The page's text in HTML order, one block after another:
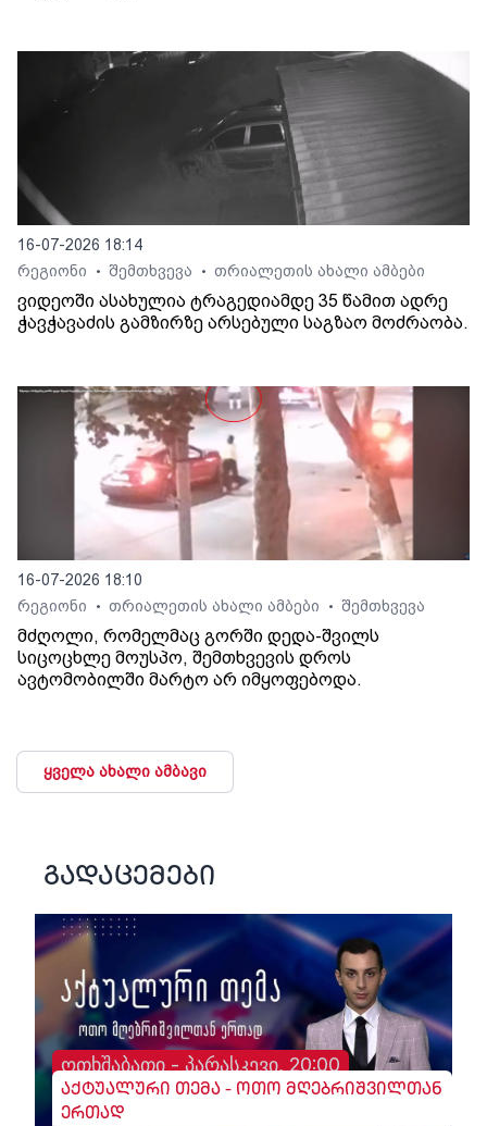
16-07-2026 18:14
რეგიონი
• შემთხვევა • თრიალეთის ახალი ამბები
ვიდეოში ასახულია ტრაგედიამდე 35 წამით ადრე
ჭავჭავაძის გამზირზე არსებული საგზაო მოძრაობა.
16-07-2026 18:10
რეგიონი
• თრიალეთის ახალი ამბები • შემთხვევა
მძღოლი, რომელმაც გორში დედა-შვილს
სიცოცხლე მოუსპო, შემთხვევის დროს
ავტომობილში მარტო არ იმყოფებოდა.
ყველა ახალი ამბავი
გადაცემები
ოთხშაბათი - პარასკევი, 20:00
აქტუალური თემა - ოთო მღებრიშვილთან
ერთად